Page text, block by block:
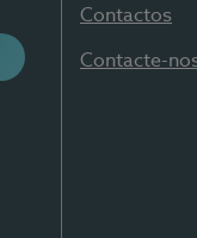
Contactos
Contacte-